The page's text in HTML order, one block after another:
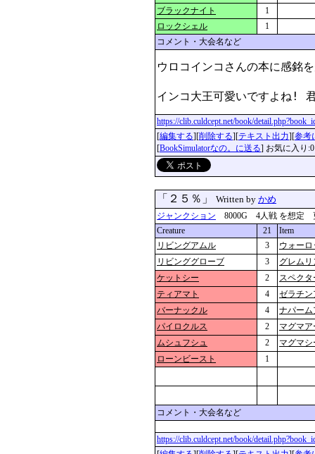
ブラックナイト
1
ロックシェル
1
コメント・大会名など
ウロコインコさんの本に感銘
インコ大王可愛いですよね!
https://clib.culdcept.net/book/
[編集する][削除する][テキスト出力][参考
[BookSimulatorなの。に送る] お気に入り:0
「２５％」 Written by かめ
ジャンクション 8000G 4人戦 を想定 更
Creature
21
Item
リビングアムル
3
ウォー
リビンググローブ
3
グレム
ケットシー
2
スペク
ティアマト
4
ゼラチン
バーナックル
4
ナパーム
パイロクルス
2
マグマ
ムシュフシュ
2
マグマ
ローンビースト
1
コメント・大会名など
https://clib.culdcept.net/book/